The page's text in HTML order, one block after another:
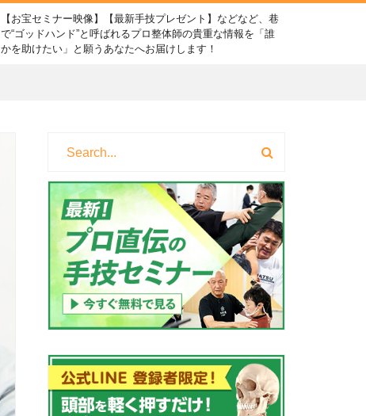
【お宝セミナー映像】【最新手技プレゼント】などなど、巷
で“ゴッドハンド”と呼ばれるプロ整体師の貴重な情報を「誰
かを助けたい」と願うあなたへお届けします！